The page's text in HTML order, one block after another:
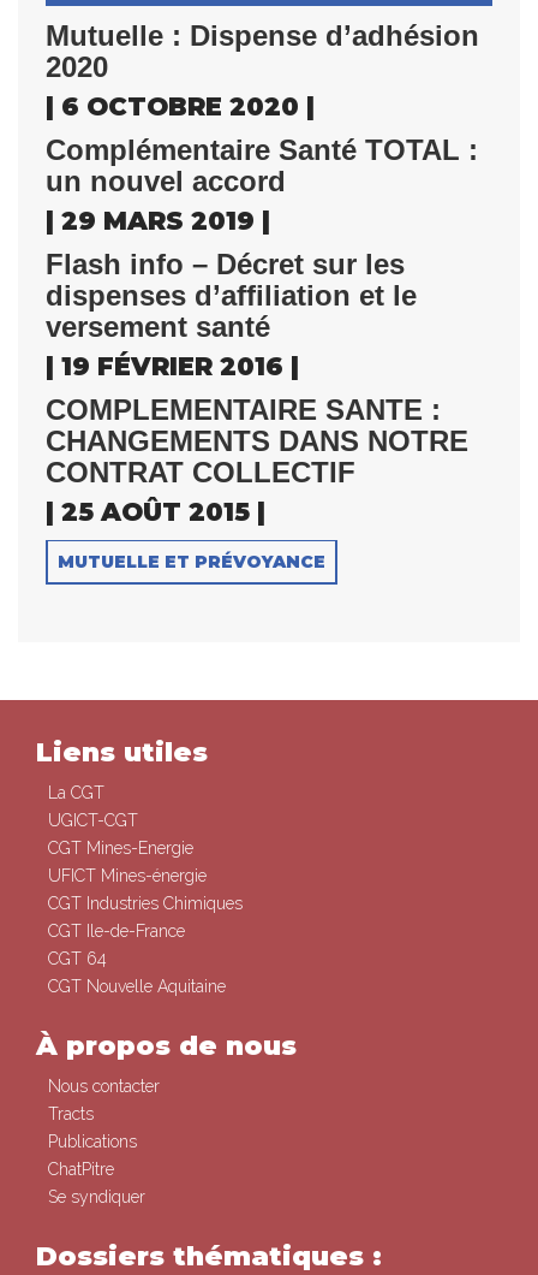
Mutuelle : Dispense d’adhésion
2020
| 6 OCTOBRE 2020 |
Complémentaire Santé TOTAL :
un nouvel accord
| 29 MARS 2019 |
Flash info – Décret sur les
dispenses d’affiliation et le
versement santé
| 19 FÉVRIER 2016 |
COMPLEMENTAIRE SANTE :
CHANGEMENTS DANS NOTRE
CONTRAT COLLECTIF
| 25 AOÛT 2015 |
MUTUELLE ET PRÉVOYANCE
Liens utiles
La CGT
UGICT-CGT
CGT Mines-Energie
UFICT Mines-énergie
CGT Industries Chimiques
CGT Ile-de-France
CGT 64
CGT Nouvelle Aquitaine
À propos de nous
Nous contacter
Tracts
Publications
ChatPitre
Se syndiquer
Dossiers thématiques :